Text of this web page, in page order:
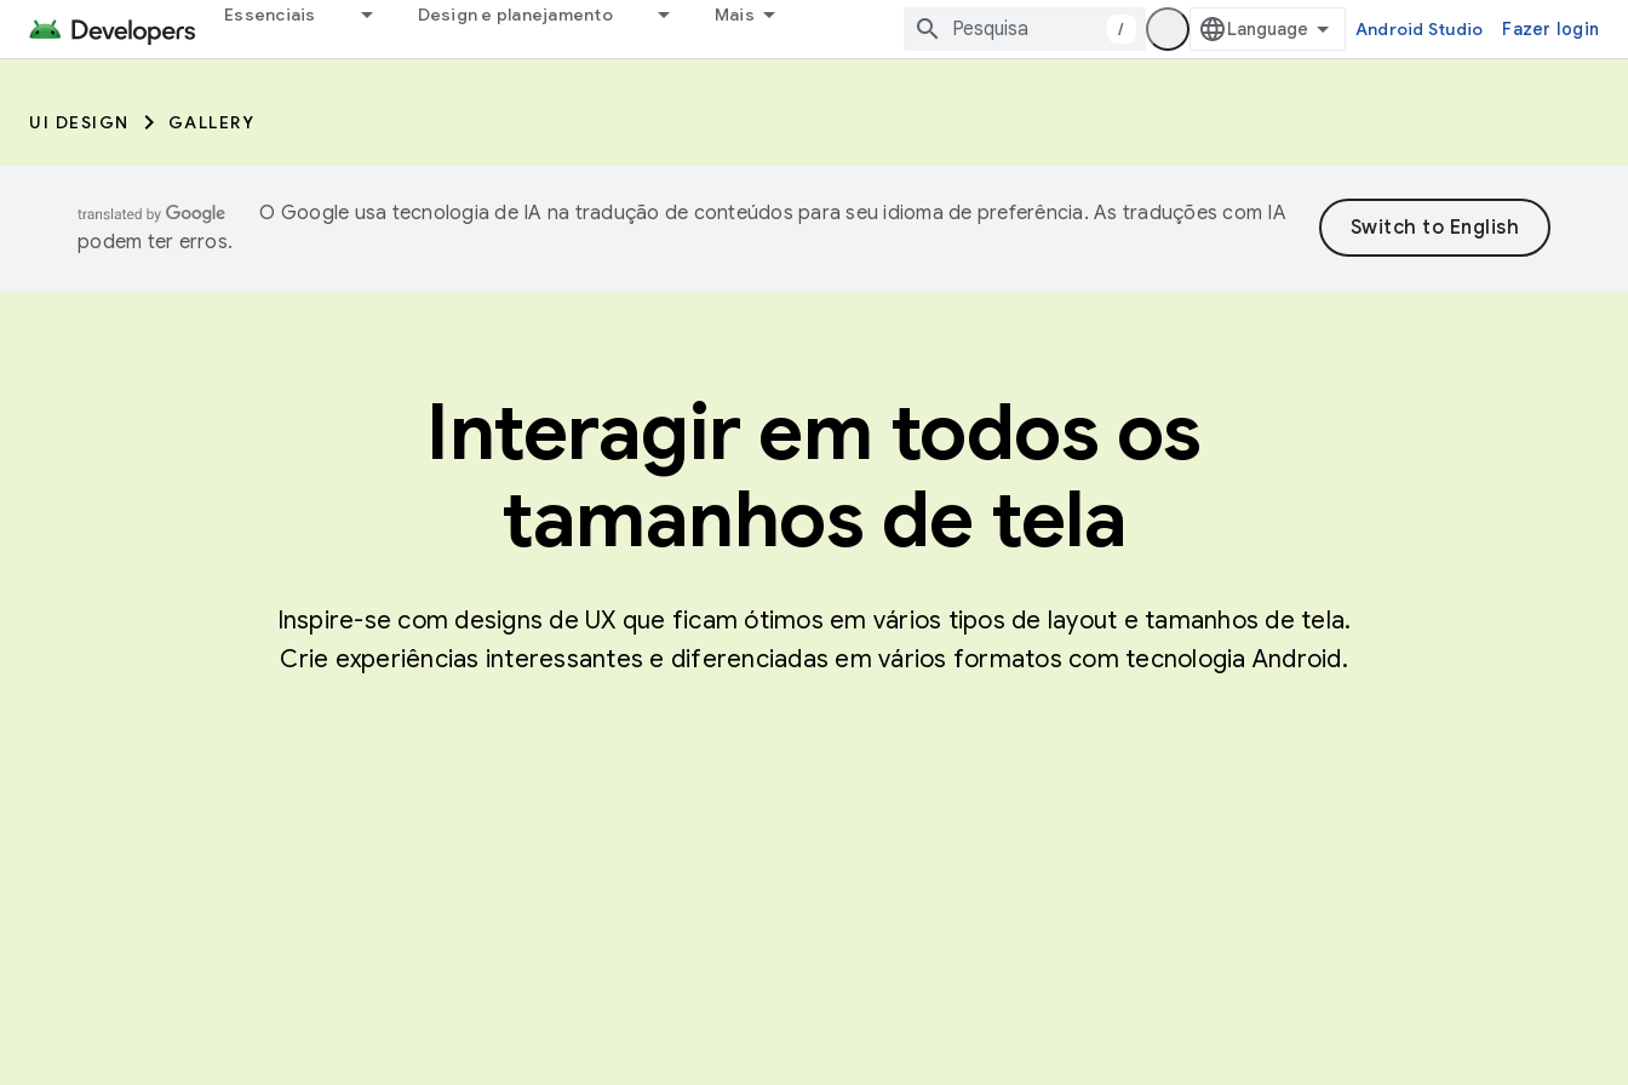
Essenciais Design e planejamento Mais
/ Android Studio Fazer login
UI DESIGN GALLERY
O Google usa tecnologia de IA na tradução de conteúdos para seu idioma de preferência. As traduções com IA
podem ter erros.
Interagir em todos os
tamanhos de tela
Inspire-se com designs de UX que ficam ótimos em vários tipos de layout e tamanhos de tela.
Crie experiências interessantes e diferenciadas em vários formatos com tecnologia Android.